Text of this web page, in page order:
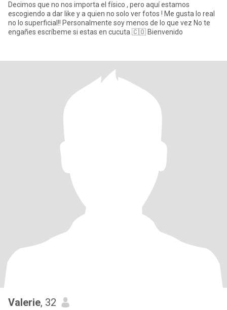
Decimos que no nos importa el físico , pero aquí estamos
escogiendo a dar like y a quien no solo ver fotos ! Me gusta lo real
no lo superficial!! Personalmente soy menos de lo que vez No te
engañes escríbeme si estas en cucuta 🇨🇴 Bienvenido
Valerie, 32